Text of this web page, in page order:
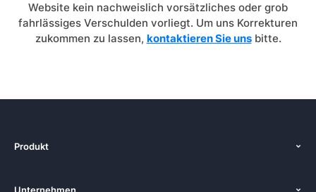
Website kein nachweislich vorsätzliches oder grob
fahrlässiges Verschulden vorliegt. Um uns Korrekturen
zukommen zu lassen, kontaktieren Sie unsbitte.
Produkt